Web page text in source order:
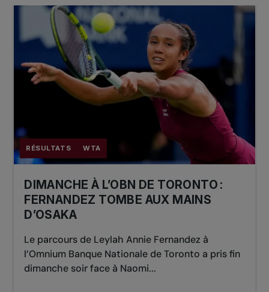
RÉSULTATS WTA
DIMANCHE À L’OBN DE TORONTO :
FERNANDEZ TOMBE AUX MAINS
D’OSAKA
Le parcours de Leylah Annie Fernandez à
l’Omnium Banque Nationale de Toronto a pris fin
dimanche soir face à Naomi...